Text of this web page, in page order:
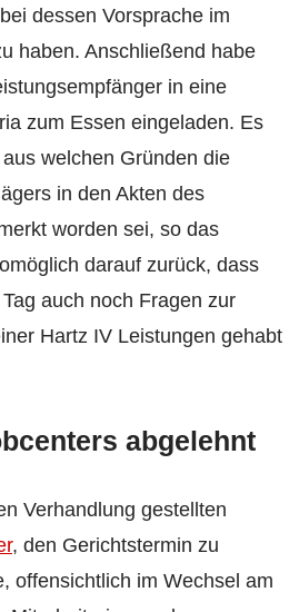
dessen Vorsprache im
haben. Anschließend habe
in eine
zum Essen eingeladen. Es
welchen Gründen die
in den Akten des
worden sei, so das
darauf zurück, dass
auch noch Fragen zur
Hartz IV Leistungen gehabt
abgelehnt
Verhandlung gestellten
, den Gerichtstermin zu
offensichtlich im Wechsel am